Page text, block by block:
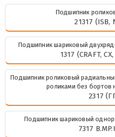
Подшипник
21317 (ISB,
Подшипник шариковый
1317 (CRAFT,
Подшипник роликовый
роликами без бортов
2317
Подшипник шариковый
7317